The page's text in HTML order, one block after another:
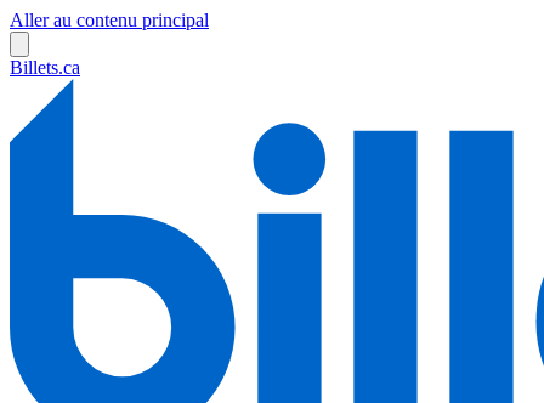
Aller au contenu principal
Billets.ca